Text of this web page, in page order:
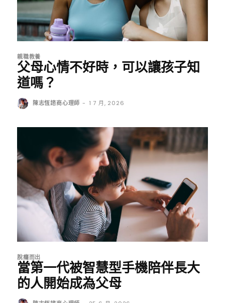
親職教養
父母心情不好時，可以讓孩子知
道嗎？
陳志恆諮商心理師 - 1 7 月, 2026
脫癮而出
當第一代被智慧型手機陪伴長大
的人開始成為父母